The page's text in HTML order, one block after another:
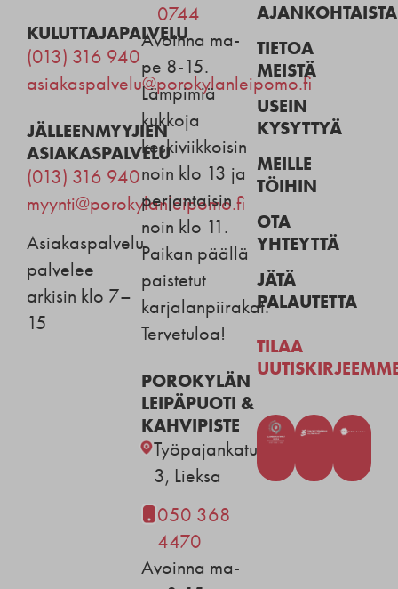
KULUTTAJAPALVELU
(013) 316 940
asiakaspalvelu@porokylanleipomo.fi
JÄLLEENMYYJIEN
ASIAKASPALVELU
(013) 316 940
myynti@porokylanleipomo.fi
Asiakaspalvelu
palvelee
arkisin klo 7–
15
0744
Avoinna ma-
pe 8-15.
Lämpimiä
kukkoja
keskiviikkoisin
noin klo 13 ja
perjantaisin
noin klo 11.
Paikan päällä
paistetut
karjalanpiirakat.
Tervetuloa!
POROKYLÄN
LEIPÄPUOTI &
KAHVIPISTE
Työpajankatu
3, Lieksa
050 368
4470
Avoinna ma-
AJANKOHTAISTA
TIETOA
MEISTÄ
USEIN
KYSYTTYÄ
MEILLE
TÖIHIN
OTA
YHTEYTTÄ
JÄTÄ
PALAUTETTA
TILAA